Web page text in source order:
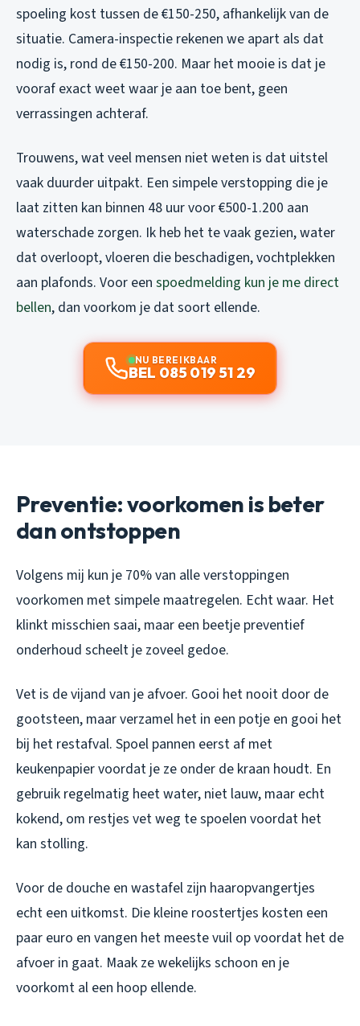
spoeling kost tussen de €150-250, afhankelijk van de
situatie. Camera-inspectie rekenen we apart als dat
nodig is, rond de €150-200. Maar het mooie is dat je
vooraf exact weet waar je aan toe bent, geen
verrassingen achteraf.
Trouwens, wat veel mensen niet weten is dat uitstel
vaak duurder uitpakt. Een simpele verstopping die je
laat zitten kan binnen 48 uur voor €500-1.200 aan
waterschade zorgen. Ik heb het te vaak gezien, water
dat overloopt, vloeren die beschadigen, vochtplekken
aan plafonds. Voor een spoedmelding kun je me direct
bellen, dan voorkom je dat soort ellende.
NU BEREIKBAAR
BEL 085 019 51 29
Preventie: voorkomen is beter
dan ontstoppen
Volgens mij kun je 70% van alle verstoppingen
voorkomen met simpele maatregelen. Echt waar. Het
klinkt misschien saai, maar een beetje preventief
onderhoud scheelt je zoveel gedoe.
Vet is de vijand van je afvoer. Gooi het nooit door de
gootsteen, maar verzamel het in een potje en gooi het
bij het restafval. Spoel pannen eerst af met
keukenpapier voordat je ze onder de kraan houdt. En
gebruik regelmatig heet water, niet lauw, maar echt
kokend, om restjes vet weg te spoelen voordat het
kan stolling.
Voor de douche en wastafel zijn haaropvangertjes
echt een uitkomst. Die kleine roostertjes kosten een
paar euro en vangen het meeste vuil op voordat het de
afvoer in gaat. Maak ze wekelijks schoon en je
voorkomt al een hoop ellende.